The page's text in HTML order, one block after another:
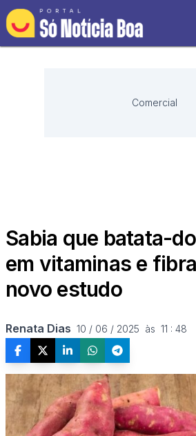
Comercial
Sabia que batata-
em vitaminas e
novo estudo
Renata Dias 10 / 06 / 2025  às  11 : 48